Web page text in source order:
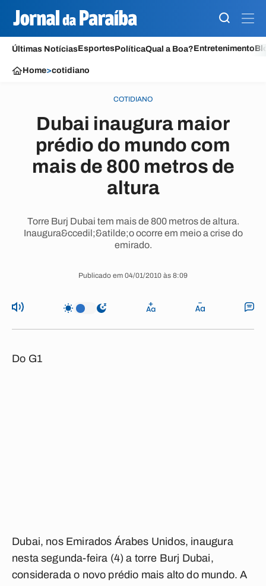
Últimas NotíciasEsportesPolíticaQual a Boa?Entretenimento
Home>cotidiano
COTIDIANO
Dubai inaugura maior
prédio do mundo com
mais de 800 metros de
altura
Torre Burj Dubai tem mais de 800 metros de altura.
Inaugura&ccedil;&atilde;o ocorre em meio a crise do
emirado.
Publicado em 04/01/2010 às 8:09
Do G1
Dubai, nos Emirados Árabes Unidos, inaugura
nesta segunda-feira (4) a torre Burj Dubai,
considerada o novo prédio mais alto do mundo. A